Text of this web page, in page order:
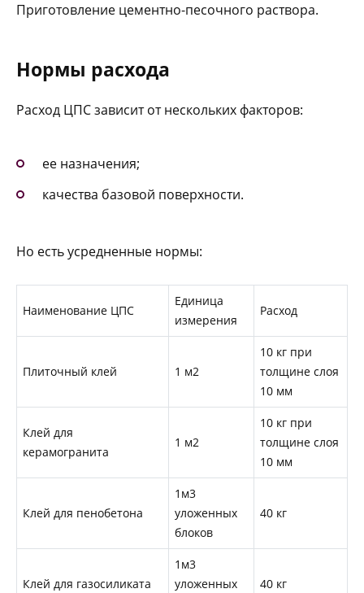
Приготовление цементно-песочного раствора.
Нормы расхода
Расход ЦПС зависит от нескольких факторов:
ее назначения;
качества базовой поверхности.
Но есть усредненные нормы:
Наименование ЦПС
Единица
измерения
Расход
Плиточный клей 1 м2
10 кг при
толщине слоя
10 мм
Клей для
керамогранита
1 м2
10 кг при
толщине слоя
10 мм
Клей для пенобетона
1м3
уложенных
блоков
40 кг
Клей для газосиликата
1м3
уложенных
40 кг